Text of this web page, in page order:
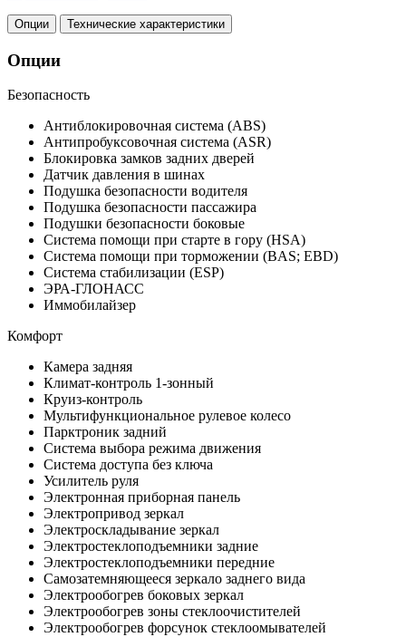
Опции Технические характеристики
Опции
Безопасность
Антиблокировочная система (ABS)
Антипробуксовочная система (ASR)
Блокировка замков задних дверей
Датчик давления в шинах
Подушка безопасности водителя
Подушка безопасности пассажира
Подушки безопасности боковые
Система помощи при старте в гору (HSA)
Система помощи при торможении (BAS; EBD)
Система стабилизации (ESP)
ЭРА-ГЛОНАСС
Иммобилайзер
Комфорт
Камера задняя
Климат-контроль 1-зонный
Круиз-контроль
Мультифункциональное рулевое колесо
Парктроник задний
Система выбора режима движения
Система доступа без ключа
Усилитель руля
Электронная приборная панель
Электропривод зеркал
Электроскладывание зеркал
Электростеклоподъемники задние
Электростеклоподъемники передние
Самозатемняющееся зеркало заднего вида
Электрообогрев боковых зеркал
Электрообогрев зоны стеклоочистителей
Электрообогрев форсунок стеклоомывателей